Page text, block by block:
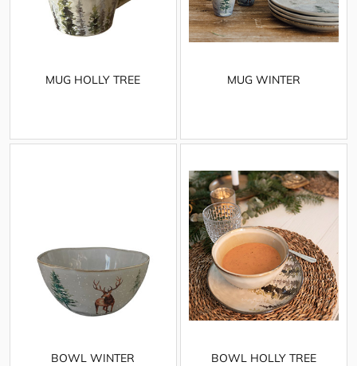
MUG HOLLY TREE MUG WINTER
BOWL WINTER BOWL HOLLY TREE